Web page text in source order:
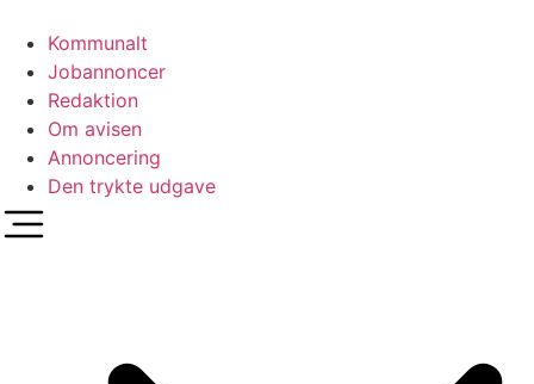
indhold
Kommunalt
Jobannoncer
Redaktion
Om avisen
Annoncering
Den trykte udgave